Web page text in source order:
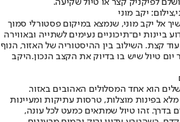
לפיקניק קצר או טיול שקיעה.
יקב מוני
אל יקב מוני, שנמצא במיקום פסטורלי סמוך
ביינות ים־תיכוניים נעימים לשתייה ובאווירה
קצת. השילוב בין ההיסטוריה של האזור, הנוף
יום טיול שיש בו בדיוק את הקצב הנכון.היקב
הוא אחד המסלולים האהובים באזור.
בפינות מוצלות, טרסות עתיקות ומעיינות
בדרך. זהו טיול שמתאים כמעט לכל עונה,